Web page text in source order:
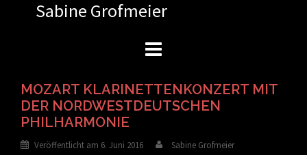
Sabine Grofmeier
MOZART KLARINETTENKONZERT MIT
DER NORDWESTDEUTSCHEN
PHILHARMONIE
Veröffentlicht am 6. Juni 2016
Sabine Grofmeier